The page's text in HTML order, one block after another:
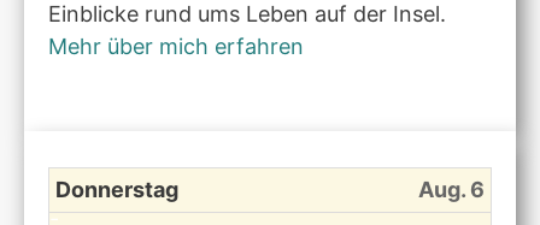
Einblicke rund ums Leben auf der Insel.
Mehr über mich erfahren
Donnerstag Aug. 6